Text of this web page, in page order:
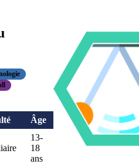
Âge
13-
18
ans